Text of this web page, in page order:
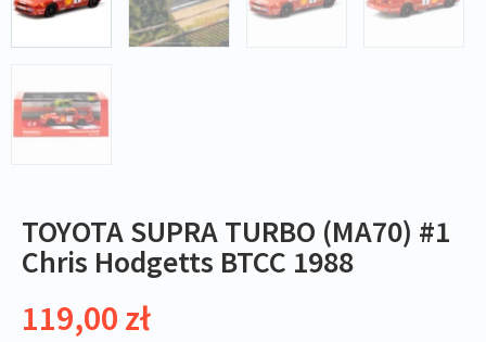
TOYOTA SUPRA TURBO (MA70) #1
Chris Hodgetts BTCC 1988
119,00 zł